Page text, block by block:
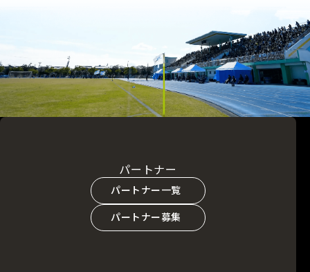
パートナー
パートナー一覧
パートナー募集